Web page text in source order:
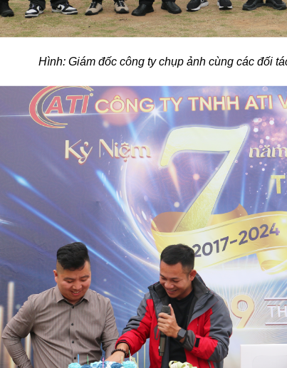
Hình: Giám đốc công ty chụp ảnh cùng các đối